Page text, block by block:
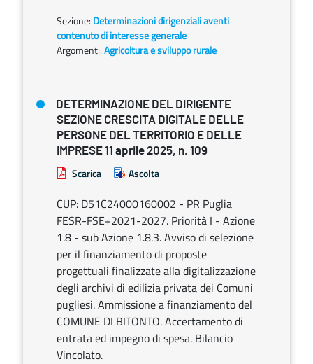
Sezione: Determinazioni dirigenziali aventi
contenuto di interesse generale
Argomenti:Agricoltura e sviluppo rurale
DETERMINAZIONE DEL DIRIGENTE
SEZIONE CRESCITA DIGITALE DELLE
PERSONE DEL TERRITORIO E DELLE
IMPRESE 11 aprile 2025, n. 109
Scarica Ascolta
CUP: D51C24000160002 - PR Puglia
FESR-FSE+2021-2027. Priorità I - Azione
1.8 - sub Azione 1.8.3. Avviso di selezione
per il finanziamento di proposte
progettuali finalizzate alla digitalizzazione
degli archivi di edilizia privata dei Comuni
pugliesi. Ammissione a finanziamento del
COMUNE DI BITONTO. Accertamento di
entrata ed impegno di spesa. Bilancio
Vincolato.